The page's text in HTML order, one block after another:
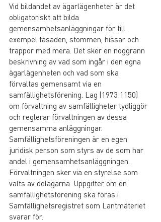
Vid bildandet av ägarlägenheter är det
obligatoriskt att bilda
gemensamhetsanläggningar för till
exempel fasaden, stommen, hissar och
trappor med mera. Det sker en noggrann
beskrivning av vad som ingår i den egna
ägarlägenheten och vad som ska
förvaltas gemensamt via en
samfällighetsförening. Lag (1973:1150)
om förvaltning av samfälligheter tydliggör
och reglerar förvaltningen av dessa
gemensamma anläggningar.
Samfällighetsföreningen är en egen
juridisk person som styrs av de som har
andel i gemensamhetsanläggningen.
Förvaltningen sker via en styrelse som
valts av delägarna. Uppgifter om en
samfällighetsförening ska föras i
Samfällighetsregistret som Lantmäteriet
svarar för.